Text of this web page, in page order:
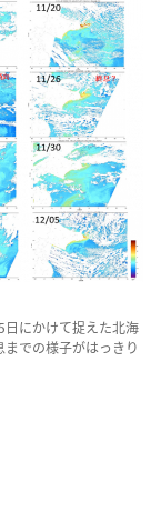
にかけて捉えた北海
での様子がはっきり